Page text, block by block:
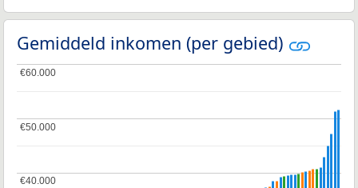
Gemiddeld inkomen (per gebied)
€40.000
€40.000
€50.000
€50.000
€60.000
€60.000